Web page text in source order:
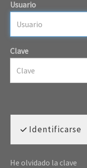
Usuario
Clave
Identificarse
He olvidado la clave